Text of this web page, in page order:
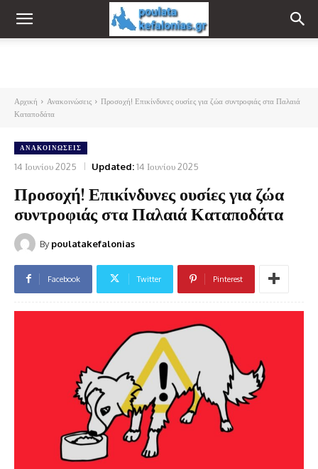
Αρχική Ανακοινώσεις
Προσοχή! Επικίνδυνες ουσίες για ζώα συντροφιάς στα Παλαιά
Καταποδάτα
ΑΝΑΚΟΙΝΏΣΕΙΣ
14 Ιουνίου 2025 Updated:14 Ιουνίου 2025
Προσοχή! Επικίνδυνες ουσίες για ζώα
συντροφιάς στα Παλαιά Καταποδάτα
By poulatakefalonias
Facebook Twitter Pinterest